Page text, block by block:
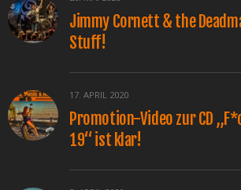
Jimmy Cornett & the
Stuff!
17. APRIL 2020
Promotion-Video zur CD
19“ ist klar!